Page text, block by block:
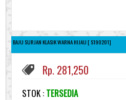
BAJU SURJAN KLASIK WARNA HIJAU [ S190201]
Rp. 281,250
STOK : TERSEDIA